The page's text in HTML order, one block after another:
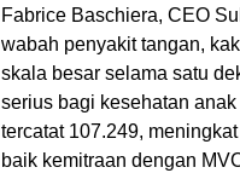
Fabrice Baschiera, CEO
wabah penyakit tangan,
skala besar selama satu
serius bagi kesehatan
tercatat 107.249,
baik kemitraan dengan